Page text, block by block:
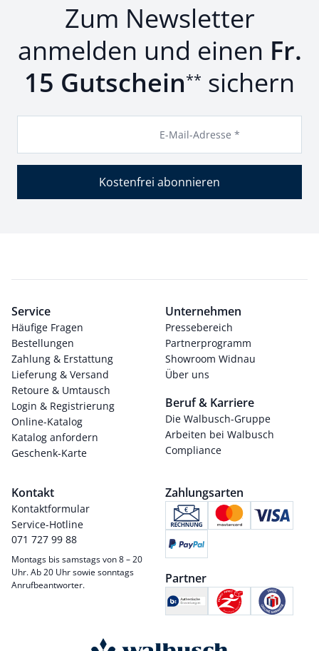
Zum Newsletter
anmelden und einen Fr.
15 Gutschein** sichern
E-Mail-Adresse *
Kostenfrei abonnieren
Service
Häufige Fragen
Bestellungen
Zahlung & Erstattung
Lieferung & Versand
Retoure & Umtausch
Login & Registrierung
Online-Katalog
Katalog anfordern
Geschenk-Karte
Unternehmen
Pressebereich
Partnerprogramm
Showroom Widnau
Über uns
Beruf & Karriere
Die Walbusch-Gruppe
Arbeiten bei Walbusch
Compliance
Kontakt
Kontaktformular
Service-Hotline
071 727 99 88
Montags bis samstags von 8 – 20
Uhr. Ab 20 Uhr sowie sonntags
Anrufbeantworter.
Zahlungsarten
Partner